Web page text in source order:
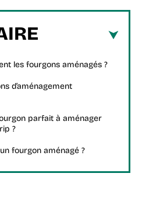
les fourgons aménagés ?
d’aménagement
parfait à aménager
?
fourgon aménagé ?